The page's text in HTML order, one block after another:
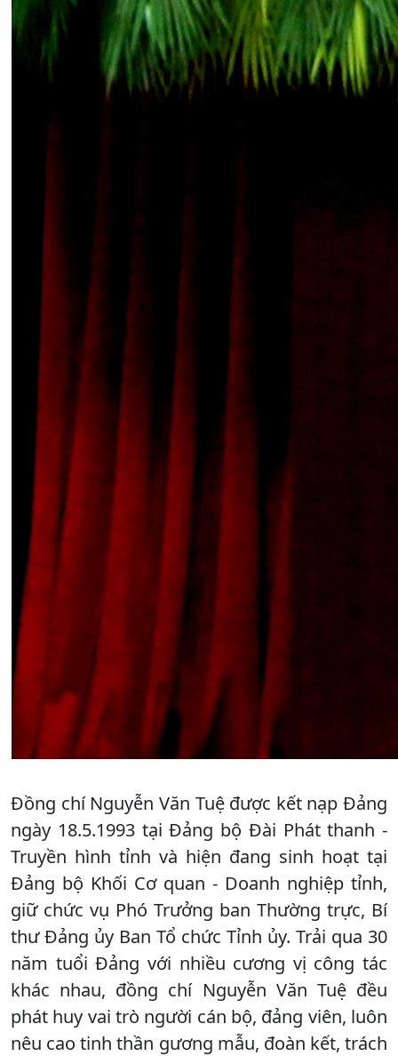
Đồng chí Nguyễn Văn Tuệ được kết nạp Đảng
ngày 18.5.1993 tại Đảng bộ Đài Phát thanh -
Truyền hình tỉnh và hiện đang sinh hoạt tại
Đảng bộ Khối Cơ quan - Doanh nghiệp tỉnh,
giữ chức vụ Phó Trưởng ban Thường trực, Bí
thư Đảng ủy Ban Tổ chức Tỉnh ủy. Trải qua 30
năm tuổi Đảng với nhiều cương vị công tác
khác nhau, đồng chí Nguyễn Văn Tuệ đều
phát huy vai trò người cán bộ, đảng viên, luôn
nêu cao tinh thần gương mẫu, đoàn kết, trách